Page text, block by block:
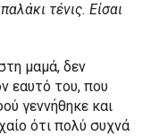
τένις. Είσαι
μαμά, δεν
εαυτό του, που
γεννήθηκε και
ότι πολύ συχνά